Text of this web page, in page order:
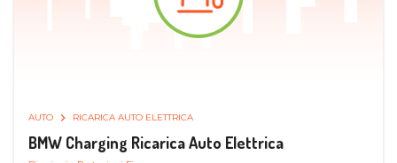
AUTO RICARICA AUTO ELETTRICA
BMW Charging Ricarica Auto Elettrica